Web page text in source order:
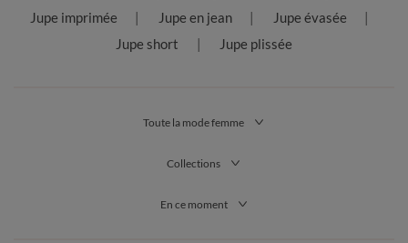
Jupe imprimée
Jupe en jean
Jupe évasée
Jupe short
Jupe plissée
Toute la mode femme
Collections
En ce moment